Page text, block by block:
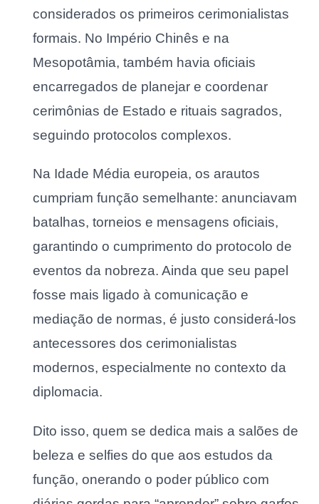
considerados os primeiros cerimonialistas
formais. No Império Chinês e na
Mesopotâmia, também havia oficiais
encarregados de planejar e coordenar
cerimônias de Estado e rituais sagrados,
seguindo protocolos complexos.
Na Idade Média europeia, os arautos
cumpriam função semelhante: anunciavam
batalhas, torneios e mensagens oficiais,
garantindo o cumprimento do protocolo de
eventos da nobreza. Ainda que seu papel
fosse mais ligado à comunicação e
mediação de normas, é justo considerá-los
antecessores dos cerimonialistas
modernos, especialmente no contexto da
diplomacia.
Dito isso, quem se dedica mais a salões de
beleza e selfies do que aos estudos da
função, onerando o poder público com